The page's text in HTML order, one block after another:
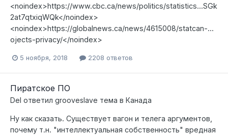
<noindex>https://www.cbc.ca/news/politics/statistics...SGk
2at7qtxiqWQk</noindex>
<noindex>https://globalnews.ca/news/4615008/statcan-...
ojects-privacy/</noindex>
5 ноября, 2018 2208 ответов
Пиратское ПО
Del ответил grooveslave тема в Канада
Ну как сказать. Существует вагон и телега аргументов,
почему т.н. "интеллектуальная собственность" вредная